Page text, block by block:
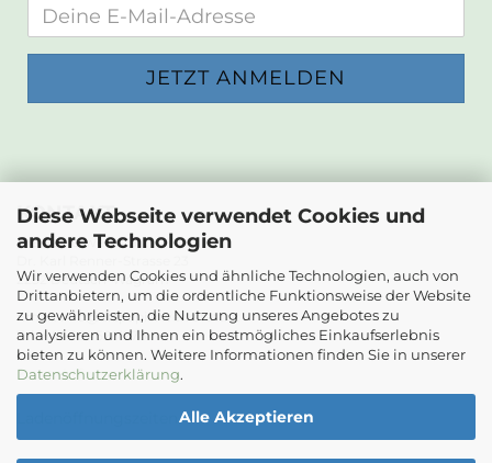
Diese Webseite verwendet Cookies und
andere Technologien
Wir verwenden Cookies und ähnliche Technologien, auch von
Drittanbietern, um die ordentliche Funktionsweise der Website
zu gewährleisten, die Nutzung unseres Angebotes zu
analysieren und Ihnen ein bestmögliches Einkaufserlebnis
bieten zu können. Weitere Informationen finden Sie in unserer
Datenschutzerklärung.
Alle Akzeptieren
KONTAKT
Die Papierwerkstatt
2232 Deutsch-Wagram
Email: info@diepapierwerkstatt.at
Tel. +43 664 5261978
Kontaktformular